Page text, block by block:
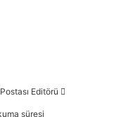
Editörü
süresi